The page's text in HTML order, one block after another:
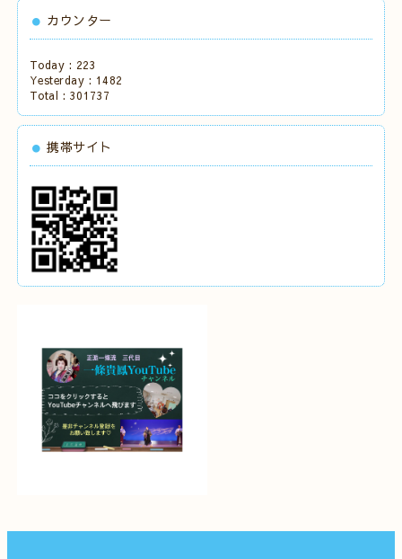
カウンター
Today : 223
Yesterday : 1482
Total : 301737
携帯サイト